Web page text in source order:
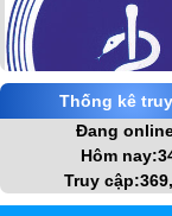
Thống kê
Đang
Hôm
Truy